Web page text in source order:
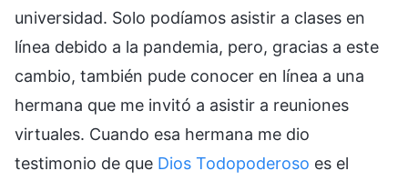
universidad. Solo podíamos asistir a clases en
línea debido a la pandemia, pero, gracias a este
cambio, también pude conocer en línea a una
hermana que me invitó a asistir a reuniones
virtuales. Cuando esa hermana me dio
testimonio de que Dios Todopoderoso es el